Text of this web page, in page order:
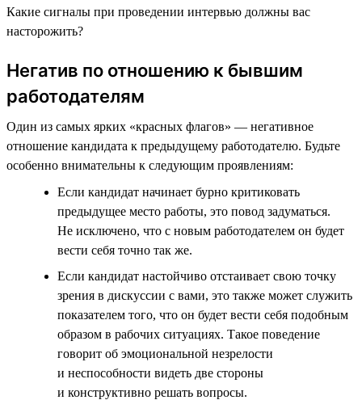
Какие сигналы при проведении интервью должны вас
насторожить?
Негатив по отношению к бывшим
работодателям
Один из самых ярких «красных флагов» — негативное
отношение кандидата к предыдущему работодателю. Будьте
особенно внимательны к следующим проявлениям:
Если кандидат начинает бурно критиковать
предыдущее место работы, это повод задуматься.
Не исключено, что с новым работодателем он будет
вести себя точно так же.
Если кандидат настойчиво отстаивает свою точку
зрения в дискуссии с вами, это также может служить
показателем того, что он будет вести себя подобным
образом в рабочих ситуациях. Такое поведение
говорит об эмоциональной незрелости
и неспособности видеть две стороны
и конструктивно решать вопросы.